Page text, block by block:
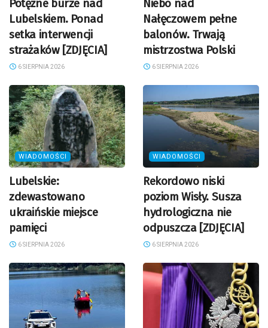
Potężne burze nad
Lubelskiem. Ponad
setka interwencji
strażaków [ZDJĘCIA]
6 SIERPNIA 2026
Niebo nad
Nałęczowem pełne
balonów. Trwają
mistrzostwa Polski
6 SIERPNIA 2026
WIADOMOŚCI
Lubelskie:
zdewastowano
ukraińskie miejsce
pamięci
6 SIERPNIA 2026
WIADOMOŚCI
Rekordowo niski
poziom Wisły. Susza
hydrologiczna nie
odpuszcza [ZDJĘCIA]
6 SIERPNIA 2026